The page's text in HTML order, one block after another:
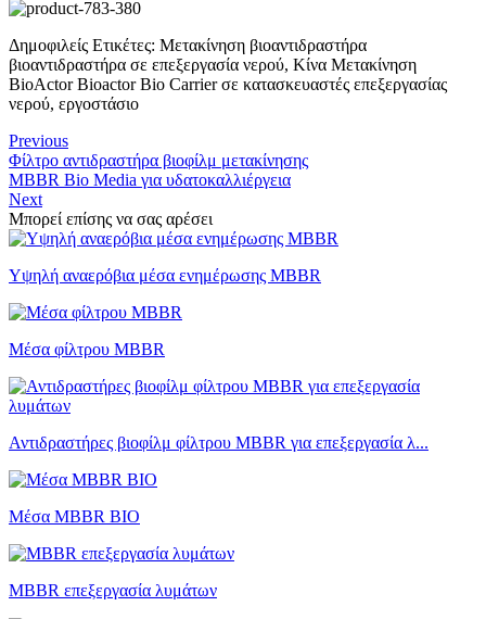
Δημοφιλείς Ετικέτες: Μετακίνηση βιοαντιδραστήρα
βιοαντιδραστήρα σε επεξεργασία νερού, Κίνα Μετακίνηση
BioActor Bioactor Bio Carrier σε κατασκευαστές επεξεργασίας
νερού, εργοστάσιο
Previous
Φίλτρο αντιδραστήρα βιοφίλμ μετακίνησης
MBBR Bio Media για υδατοκαλλιέργεια
Next
Μπορεί επίσης να σας αρέσει
Υψηλή αναερόβια μέσα ενημέρωσης MBBR
Μέσα φίλτρου MBBR
Αντιδραστήρες βιοφίλμ φίλτρου MBBR για επεξεργασία λ...
Μέσα MBBR BIO
MBBR επεξεργασία λυμάτων